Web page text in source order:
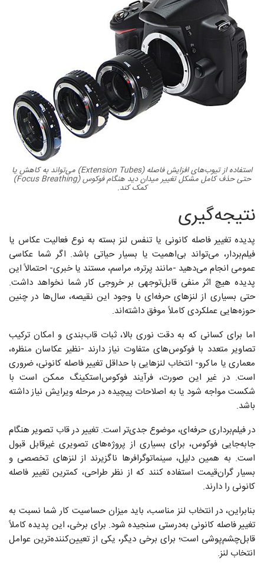
استفاده از تیوب‌های افزایش فاصله (Extension Tubes) می‌تواند به کاهش یا
حتی حذف کامل مشکل تغییر میدان دید هنگام فوکوس (Focus Breathing)
کمک کند.
نتیجه‌گیری
پدیده‌ تغییر فاصله‌ کانونی یا تنفس لنز بسته به نوع فعالیت عکاس یا
فیلم‌بردار، می‌تواند بی‌اهمیت یا بسیار حیاتی باشد. اگر شما عکاسی
عمومی انجام می‌دهید -مانند پرتره، مراسم، مستند یا خبری- احتمالاً این
پدیده هیچ اثر منفی قابل‌توجهی بر خروجی کار شما نخواهد داشت.
حتی بسیاری از لنزهای حرفه‌ای با وجود این نقیصه، سال‌ها در چنین
حوزه‌هایی عملکردی کاملاً موفق داشته‌اند.
اما برای کسانی که به دقت نوری بالا، ثبات قاب‌بندی و امکان ترکیب
تصاویر متعدد با فوکوس‌های متفاوت نیاز دارند -نظیر عکاسان منظره،
معماری یا ماکرو- انتخاب لنزهایی با حداقل تغییر فاصله‌ کانونی، ضروری
است. در غیر این صورت، فرآیند فوکوس‌استکینگ ممکن است با
شکست مواجه شود یا به اصلاحات پیچیده در مرحله ویرایش نیاز داشته
باشد.
در فیلم‌برداری حرفه‌ای، موضوع جدی‌تر است. تغییر در قاب تصویر هنگام
جابه‌جایی فوکوس، برای بسیاری از پروژه‌های تصویری غیرقابل قبول
است. به همین دلیل، سینماتوگرافرها ناگزیرند از لنزهای تخصصی و
بسیار گران‌قیمت استفاده کنند که از نظر طراحی، کمترین تغییر فاصله‌
کانونی را دارند.
بنابراین، در انتخاب لنز مناسب، باید میزان حساسیت کار شما نسبت به
تغییر فاصله‌ کانونی به‌درستی سنجیده شود. برای برخی، این پدیده کاملاً
قابل‌چشم‌پوشی‌ است؛ برای برخی دیگر، یکی از تعیین‌کننده‌ترین عوامل
انتخاب لنز.